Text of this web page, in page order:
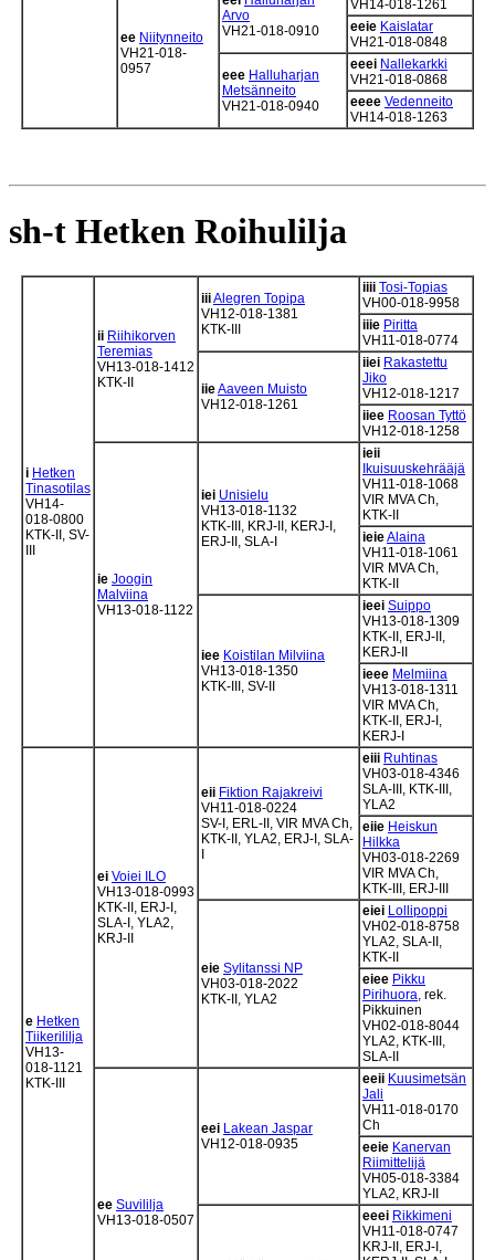
ee Niitynneito
VH21-018-
0957
Arvo
VH21-018-0910
VH14-018-1261
eeie Kaislatar
VH21-018-0848
eee Halluharjan
Metsänneito
VH21-018-0940
eeei Nallekarkki
VH21-018-0868
eeee Vedenneito
VH14-018-1263
sh-t Hetken Roihulilja
i Hetken
Tinasotilas
VH14-
018-0800
KTK-II, SV-
ii Riihikorven
Teremias
VH13-018-1412
KTK-II
iiiAlegren Topipa
VH12-018-1381
KTK-III
iiii Tosi-Topias
VH00-018-9958
iiie Piritta
VH11-018-0774
iieAaveen Muisto
VH12-018-1261
iiei Rakastettu
Jiko
VH12-018-1217
iiee Roosan Tyttö
VH12-018-1258
ie Joogin
Malviina
VH13-018-1122
iei Unisielu
VH13-018-1132
KTK-III, KRJ-II, KERJ-I,
ERJ-II, SLA-I
ieii
Ikuisuuskehrääjä
VH11-018-1068
VIR MVA Ch,
KTK-II
ieieAlaina
VH11-018-1061
VIR MVA Ch,
KTK-II
iee Koistilan Milviina
VH13-018-1350
KTK-III, SV-II
ieei Suippo
VH13-018-1309
KTK-II, ERJ-II,
KERJ-II
ieee Melmiina
VH13-018-1311
VIR MVA Ch,
KTK-II, ERJ-I,
KERJ-I
e Hetken
Tiikerililja
VH13-
018-1121
KTK-III
ei Voiei ILO
VH13-018-0993
KTK-II, ERJ-I,
SLA-I, YLA2,
KRJ-II
eii Fiktion Rajakreivi
VH11-018-0224
SV-I, ERL-II, VIR MVA Ch,
KTK-II, YLA2, ERJ-I, SLA-
eiii Ruhtinas
VH03-018-4346
SLA-III, KTK-III,
YLA2
eiie Heiskun
Hilkka
VH03-018-2269
VIR MVA Ch,
KTK-III, ERJ-III
eie Sylitanssi NP
VH03-018-2022
KTK-II, YLA2
eiei Lollipoppi
VH02-018-8758
YLA2, SLA-II,
KTK-II
eiee Pikku
Pirihuora, rek.
Pikkuinen
VH02-018-8044
YLA2, KTK-III,
SLA-II
ee Suvililja
VH13-018-0507
eei Lakean Jaspar
VH12-018-0935
eeii Kuusimetsän
Jali
VH11-018-0170
Ch
eeie Kanervan
Riimittelijä
VH05-018-3384
YLA2, KRJ-II
eeei Rikkimeni
VH11-018-0747
KRJ-II, ERJ-I,